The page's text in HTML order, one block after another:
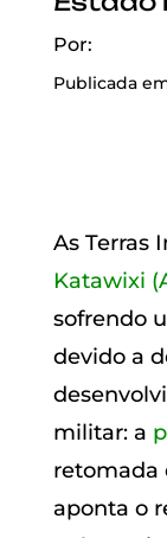
Por:
Publicada
As Terras
Katawixi
sofrendo
devido a
militar: a
retomada
aponta o